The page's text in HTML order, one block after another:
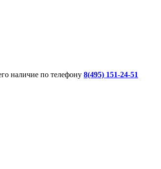
наличие по телефону 8(495) 151-24-51